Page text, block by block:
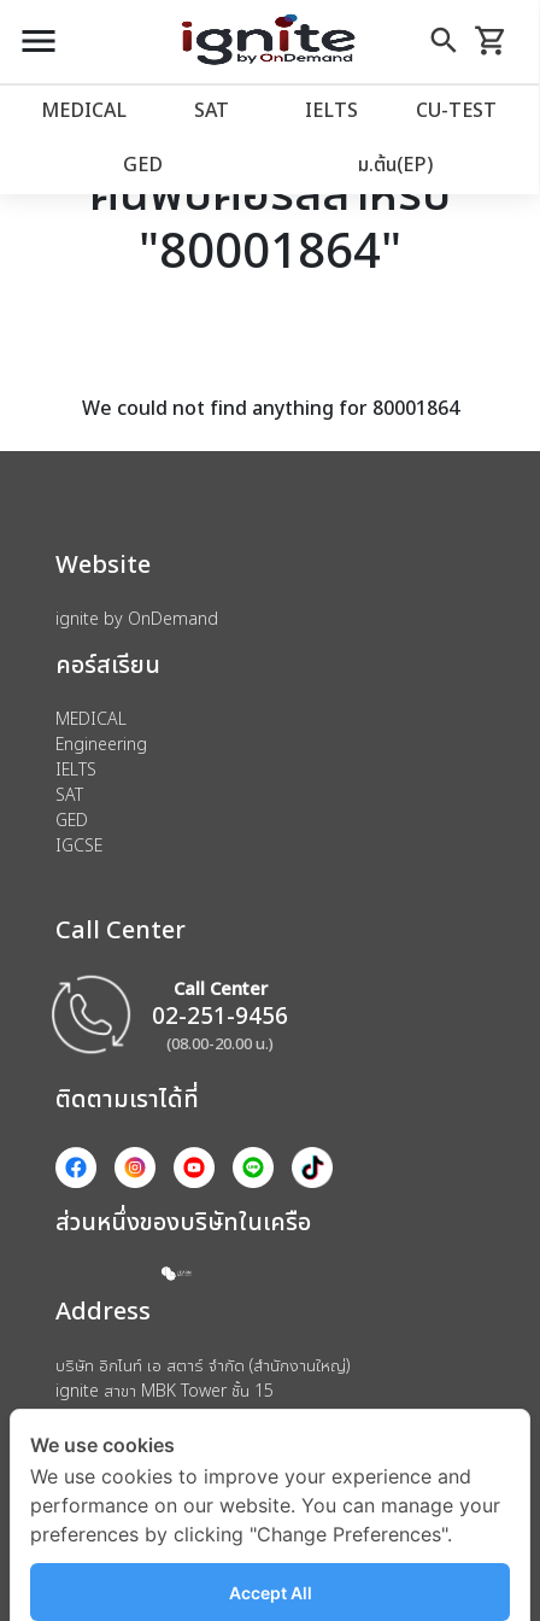
close
account_balance หน้าแรก
เว็บไซต์อิกไนท์
โปรโมชั่น
assignment ลงทะเบียน
menu search
Skip
to
shopping_cart
รถเข็น
MEDICAL SAT IELTS CU‑TEST
GED ม.ต้น(EP)
ค้นพบคอร์สสำหรับ
"80001864"
We could not find anything for 80001864
Website
ignite by OnDemand
คอร์สเรียน
MEDICAL
Engineering
IELTS
SAT
GED
IGCSE
Call Center
Call Center
02-251-9456
(08.00-20.00 น.)
ติดตามเราได้ที่
ส่วนหนึ่งของบริษัทในเครือ
Address
บริษัท อิกไนท์ เอ สตาร์ จำกัด (สำนักงานใหญ่)
ignite สาขา MBK Tower ชั้น 15
ถนนพญาไท แขวงวังใหม่ เขตปทุมวัน กรุงเทพมหานคร 10330
We use cookies
We use cookies to improve your experience and
performance on our website. You can manage your
preferences by clicking "Change Preferences".
Accept All